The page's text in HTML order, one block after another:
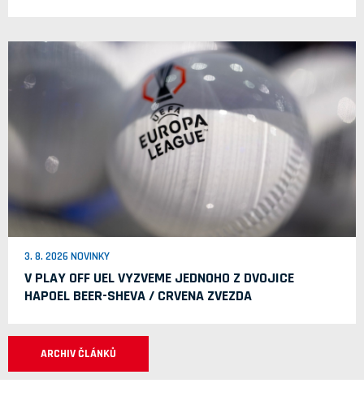
3. 8. 2026 NOVINKY
V PLAY OFF UEL VYZVEME JEDNOHO Z DVOJICE
HAPOEL BEER-SHEVA / CRVENA ZVEZDA
ARCHIV ČLÁNKŮ